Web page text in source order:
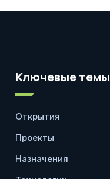
Ключевые темы
Открытия
Проекты
Назначения